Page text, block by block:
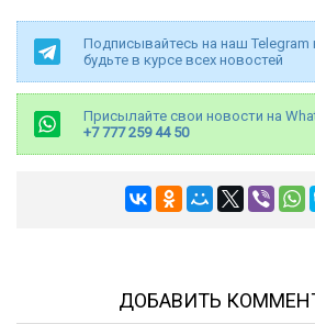
Подписывайтесь на наш Telegram
будьте в курсе всех новостей
Присылайте свои новости на
+7 777 259 44 50
ДОБАВИТЬ